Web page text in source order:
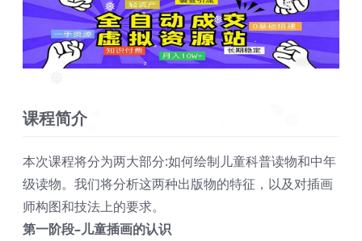
❅
❅
❅
❅
❅
❅
课程简介
本次课程将分为两大部分:如何绘制儿童科普读物和中年
级读物。我们将分析这两种出版物的特征，以及对插画
师构图和技法上的要求。
第一阶段–儿童插画的认识